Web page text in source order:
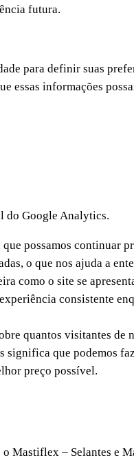
futura.
para definir suas
essas informações
do Google Analytics.
possamos continuar
o que nos ajuda a
como o site se
consistente
quantos visitantes de
que podemos
preço possível.
Mastiflex – Selantes e